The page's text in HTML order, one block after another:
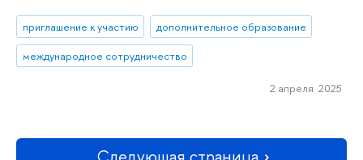
приглашение к участию
дополнительное образование
международное сотрудничество
2 апреля 2025